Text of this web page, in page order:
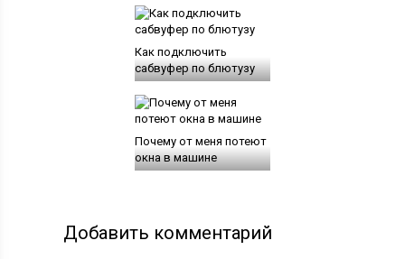
Как подключить
сабвуфер по блютузу
Почему от меня потеют
окна в машине
Добавить комментарий